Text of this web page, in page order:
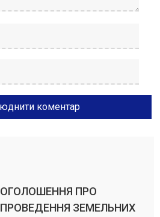
ОГОЛОШЕННЯ ПРО
ПРОВЕДЕННЯ ЗЕМЕЛЬНИХ